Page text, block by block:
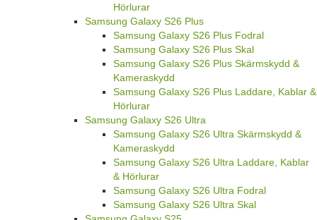
Hörlurar
Samsung Galaxy S26 Plus
Samsung Galaxy S26 Plus Fodral
Samsung Galaxy S26 Plus Skal
Samsung Galaxy S26 Plus Skärmskydd &
Kameraskydd
Samsung Galaxy S26 Plus Laddare, Kablar &
Hörlurar
Samsung Galaxy S26 Ultra
Samsung Galaxy S26 Ultra Skärmskydd &
Kameraskydd
Samsung Galaxy S26 Ultra Laddare, Kablar
& Hörlurar
Samsung Galaxy S26 Ultra Fodral
Samsung Galaxy S26 Ultra Skal